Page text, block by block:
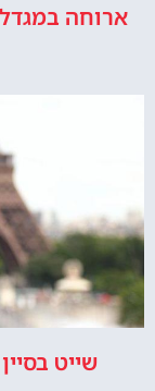
ארוחה במגדל
שייט